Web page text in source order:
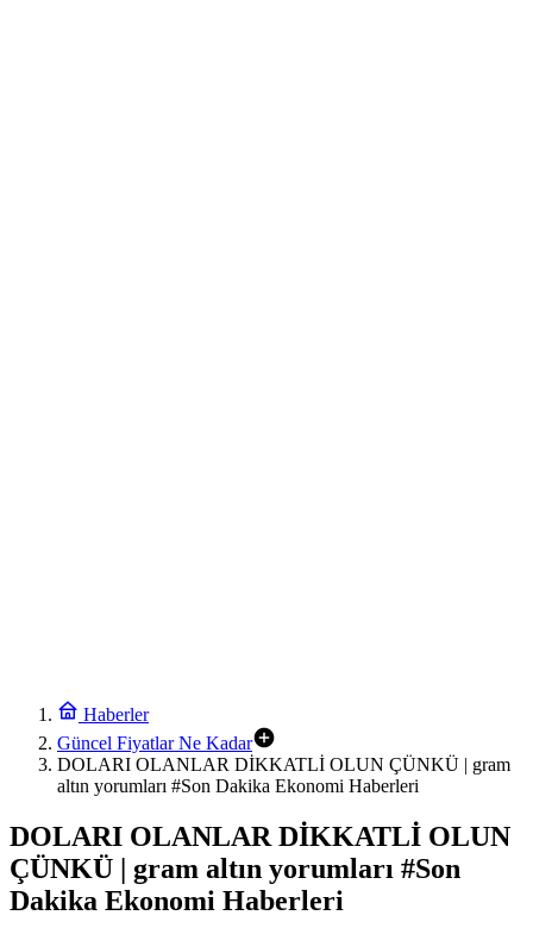
Haberler
Güncel Fiyatlar Ne Kadar
DOLARI OLANLAR DİKKATLİ OLUN ÇÜNKÜ | gram
altın yorumları #Son Dakika Ekonomi Haberleri
DOLARI OLANLAR DİKKATLİ OLUN
ÇÜNKÜ | gram altın yorumları #Son
Dakika Ekonomi Haberleri